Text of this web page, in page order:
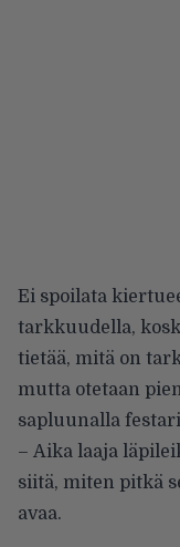
Ei spoilata
tarkkuudella,
tietää, mitä on
mutta otetaan
sapluunalla
– Aika laaja
siitä, miten pitkä
avaa.